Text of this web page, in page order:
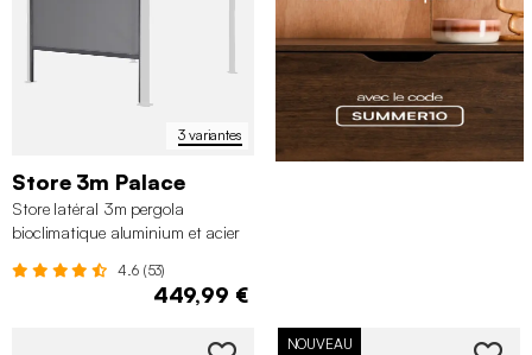
3 variantes
Store 3m Palace
Store latéral 3m pergola
bioclimatique aluminium et acier
4.6 (53)
449,99 €
NOUVEAU